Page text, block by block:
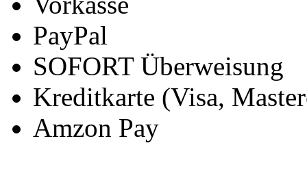
PayPal
SOFORT Überweisung
Kreditkarte (Visa,
Amzon Pay